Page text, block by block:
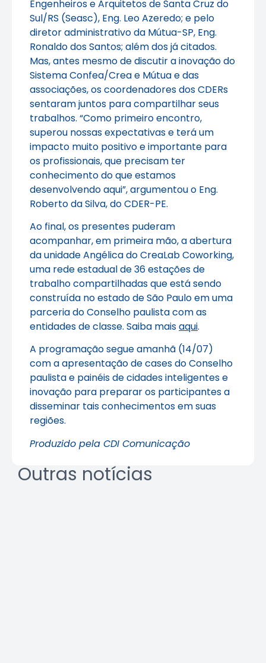
Engenheiros e Arquitetos de Santa Cruz do
Sul/RS (Seasc), Eng. Leo Azeredo; e pelo
diretor administrativo da Mútua-SP, Eng.
Ronaldo dos Santos; além dos já citados.
Mas, antes mesmo de discutir a inovação do
Sistema Confea/Crea e Mútua e das
associações, os coordenadores dos CDERs
sentaram juntos para compartilhar seus
trabalhos. “Como primeiro encontro,
superou nossas expectativas e terá um
impacto muito positivo e importante para
os profissionais, que precisam ter
conhecimento do que estamos
desenvolvendo aqui”, argumentou o Eng.
Roberto da Silva, do CDER-PE.
Ao final, os presentes puderam
acompanhar, em primeira mão, a abertura
da unidade Angélica do CreaLab Coworking,
uma rede estadual de 36 estações de
trabalho compartilhadas que está sendo
construída no estado de São Paulo em uma
parceria do Conselho paulista com as
entidades de classe. Saiba maisaqui.
A programação segue amanhã (14/07)
com a apresentação de cases do Conselho
paulista e painéis de cidades inteligentes e
inovação para preparar os participantes a
disseminar tais conhecimentos em suas
regiões.
Produzido pela CDI Comunicação
Outras notícias